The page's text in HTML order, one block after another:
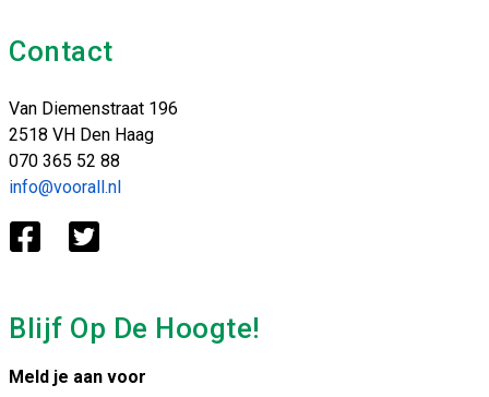
Contact
Van Diemenstraat 196
2518 VH Den Haag
070 365 52 88
info@voorall.nl
Blijf Op De Hoogte!
Meld je aan voor